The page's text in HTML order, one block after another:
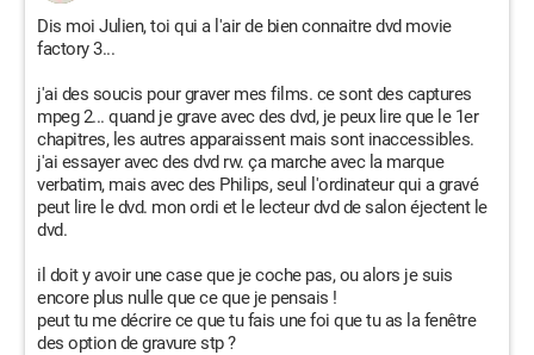
Dis moi Julien, toi qui a l'air de bien connaitre dvd movie
factory 3...
j'ai des soucis pour graver mes films. ce sont des captures
mpeg 2... quand je grave avec des dvd, je peux lire que le 1er
chapitres, les autres apparaissent mais sont inaccessibles.
j'ai essayer avec des dvd rw. ça marche avec la marque
verbatim, mais avec des Philips, seul l'ordinateur qui a gravé
peut lire le dvd. mon ordi et le lecteur dvd de salon éjectent le
dvd.
il doit y avoir une case que je coche pas, ou alors je suis
encore plus nulle que ce que je pensais !
peut tu me décrire ce que tu fais une foi que tu as la fenêtre
des option de gravure stp ?